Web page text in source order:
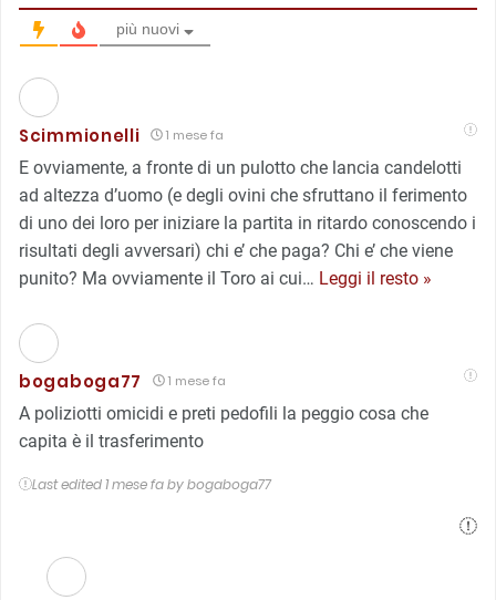
più nuovi
Scimmionelli 1 mese fa
E ovviamente, a fronte di un puIotto che lancia candelotti
ad altezza d’uomo (e degli ovini che sfruttano il ferimento
di uno dei loro per iniziare la partita in ritardo conoscendo i
risultati degli avversari) chi e’ che paga? Chi e’ che viene
punito? Ma ovviamente il Toro ai cui… Leggi il resto »
bogaboga77 1 mese fa
A poliziotti omicidi e preti pedofili la peggio cosa che
capita è il trasferimento
Last edited 1 mese fa by bogaboga77